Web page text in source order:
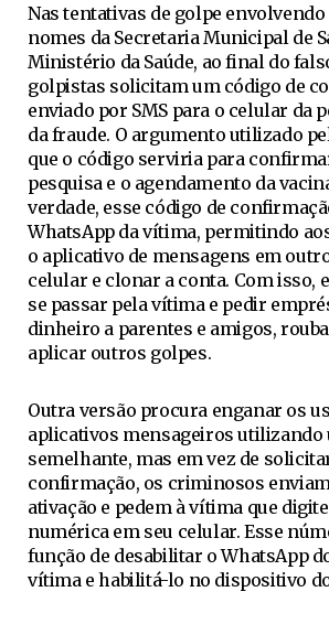
Nas tentativas de golpe envolvendo
nomes da Secretaria Municipal de
Ministério da Saúde, ao final do
golpistas solicitam um código de
enviado por SMS para o celular da
da fraude. O argumento utilizado
que o código serviria para
pesquisa e o agendamento da
verdade, esse código de
WhatsApp da vítima, permitindo
o aplicativo de mensagens em
celular e clonar a conta. Com isso,
se passar pela vítima e pedir
dinheiro a parentes e amigos,
aplicar outros golpes.
Outra versão procura enganar os
aplicativos mensageiros utilizando
semelhante, mas em vez de
confirmação, os criminosos
ativação e pedem à vítima que
numérica em seu celular. Esse
função de desabilitar o WhatsApp
vítima e habilitá-lo no dispositivo